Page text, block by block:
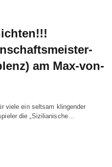
am Max-von-
viele ein seltsam klingender
die „Sizilianische…